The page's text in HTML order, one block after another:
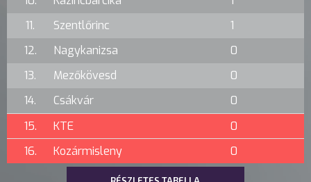
11.
Szentlőrinc
1
12.
Nagykanizsa
0
13.
Mezőkövesd
0
14.
Csákvár
0
15.
KTE
0
16.
Kozármisleny 0